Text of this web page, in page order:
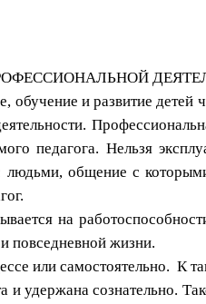
обучение и развитие детей
педагога. Нельзя
людьми, общение с
на
повседневной жизни.
или самостоятельно. К
удержана сознательно.